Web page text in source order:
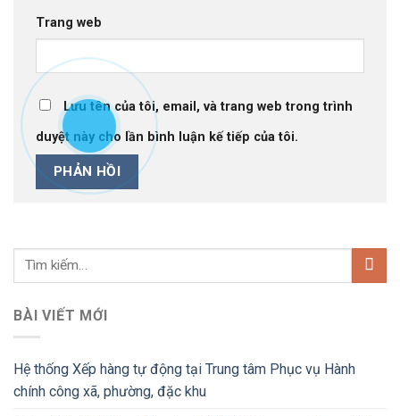
Trang web
Lưu tên của tôi, email, và trang web trong trình
duyệt này cho lần bình luận kế tiếp của tôi.
BÀI VIẾT MỚI
Hệ thống Xếp hàng tự động tại Trung tâm Phục vụ Hành
chính công xã, phường, đặc khu